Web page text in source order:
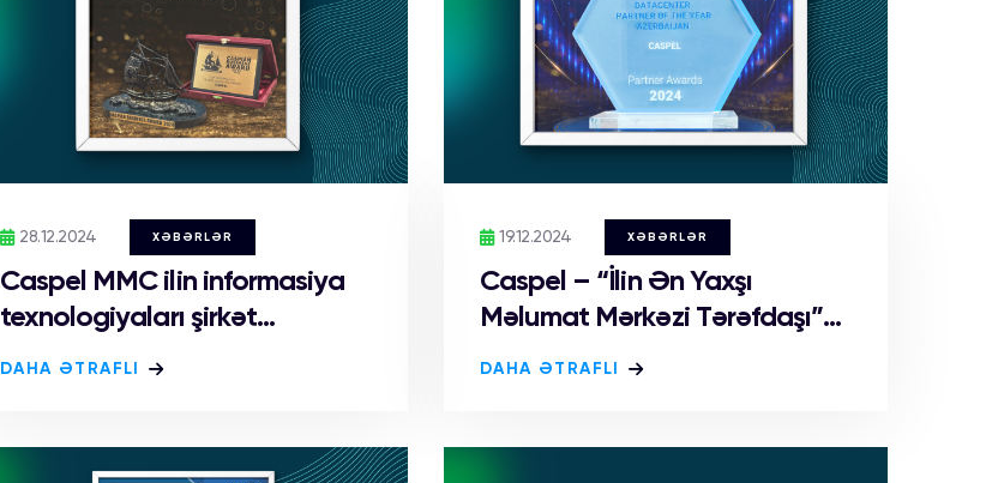
28.12.2024 XƏBƏRLƏR
Caspel MMC ilin informasiya
texnologiyaları şirkət...
DAHA ƏTRAFLI
19.12.2024 XƏBƏRLƏR
Caspel – “İlin Ən Yaxşı
Məlumat Mərkəzi Tərəfdaşı”...
DAHA ƏTRAFLI